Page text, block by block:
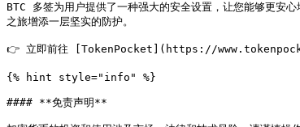
BTC 多签为用户提供了一种强大的安全设置，让您能够更安
之旅增添一层坚实的防护。
👉 立即前往 [TokenPocket](https://
{% hint style="info" %}
#### **免责声明**